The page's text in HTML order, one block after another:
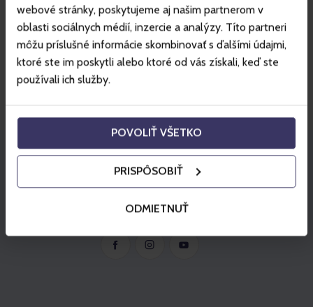
webové stránky, poskytujeme aj našim partnerom v
oblasti sociálnych médií, inzercie a analýzy. Títo partneri
môžu príslušné informácie skombinovať s ďalšími údajmi,
ktoré ste im poskytli alebo ktoré od vás získali, keď ste
používali ich služby.
POVOLIŤ VŠETKO
PRISPÔSOBIŤ
ODMIETNUŤ
Relaxation, rest, regeneration… It doesn’t matter what we call
it, but it should be part of our lives. We live in hurried times and
often don’t have a minute for…
Stay in touch with Gopass